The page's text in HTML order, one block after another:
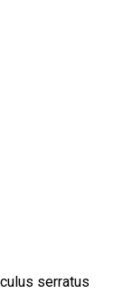
serratus